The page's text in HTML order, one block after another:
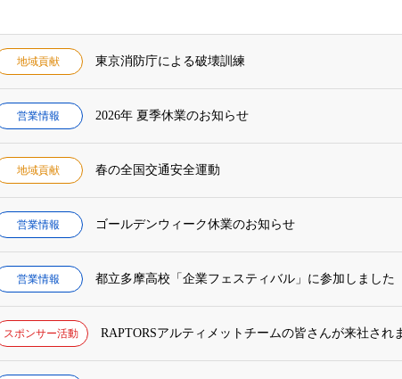
地域貢献 東京消防庁による破壊訓練
営業情報 2026年 夏季休業のお知らせ
地域貢献 春の全国交通安全運動
営業情報 ゴールデンウィーク休業のお知らせ
営業情報 都立多摩高校「企業フェスティバル」に参加しました
スポンサー活動 RAPTORSアルティメットチームの皆さんが来社され